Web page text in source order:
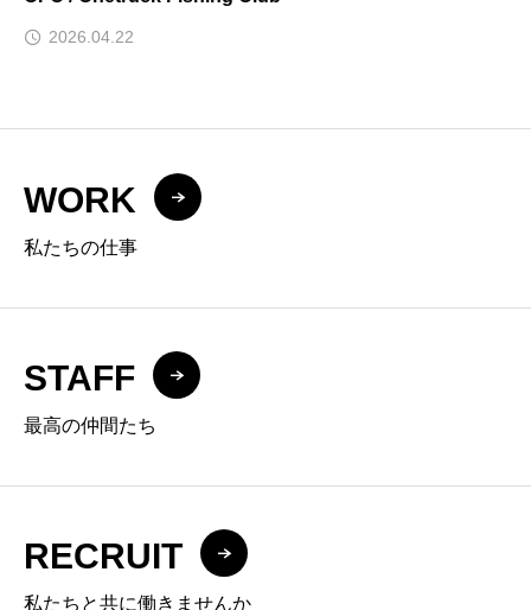
2026.04.22
WORK
私たちの仕事
STAFF
最高の仲間たち
RECRUIT
私たちと共に働きませんか